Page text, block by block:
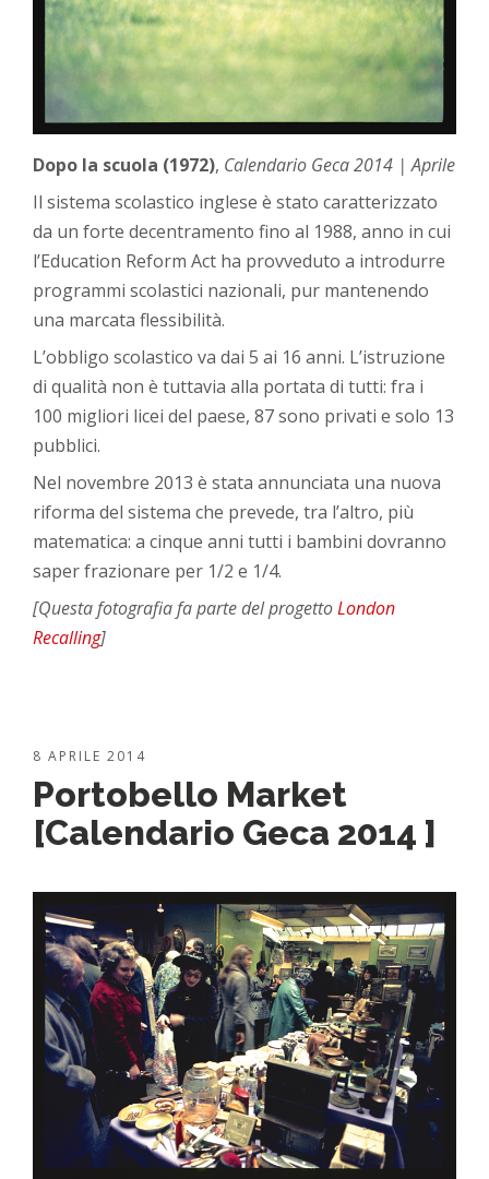
Dopo la scuola (1972), Calendario Geca 2014 | Aprile
Il sistema scolastico inglese è stato caratterizzato
da un forte decentramento fino al 1988, anno in cui
l’Education Reform Act ha provveduto a introdurre
programmi scolastici nazionali, pur mantenendo
una marcata flessibilità.
L’obbligo scolastico va dai 5 ai 16 anni. L’istruzione
di qualità non è tuttavia alla portata di tutti: fra i
100 migliori licei del paese, 87 sono privati e solo 13
pubblici.
Nel novembre 2013 è stata annunciata una nuova
riforma del sistema che prevede, tra l’altro, più
matematica: a cinque anni tutti i bambini dovranno
saper frazionare per 1/2 e 1/4.
[Questa fotografia fa parte del progettoLondon
Recalling]
8 APRILE 2014
Portobello Market
[Calendario Geca 2014 ]